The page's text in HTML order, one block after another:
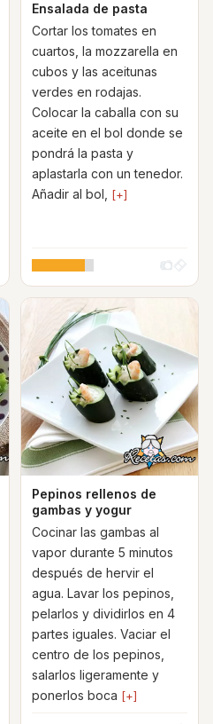
Ensalada de pasta
Cortar los tomates en
cuartos, la mozzarella en
cubos y las aceitunas
verdes en rodajas.
Colocar la caballa con su
aceite en el bol donde se
pondrá la pasta y
aplastarla con un tenedor.
Añadir al bol, [+]
Pepinos rellenos de
gambas y yogur
Cocinar las gambas al
vapor durante 5 minutos
después de hervir el
agua. Lavar los pepinos,
pelarlos y dividirlos en 4
partes iguales. Vaciar el
centro de los pepinos,
salarlos ligeramente y
ponerlos boca [+]